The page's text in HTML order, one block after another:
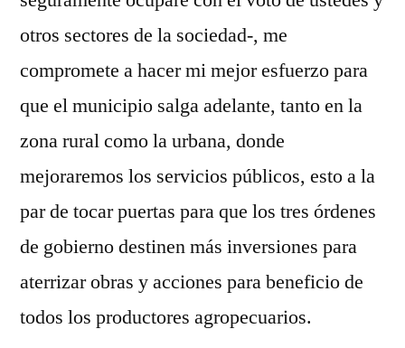
otros sectores de la sociedad-, me
compromete a hacer mi mejor esfuerzo para
que el municipio salga adelante, tanto en la
zona rural como la urbana, donde
mejoraremos los servicios públicos, esto a la
par de tocar puertas para que los tres órdenes
de gobierno destinen más inversiones para
aterrizar obras y acciones para beneficio de
todos los productores agropecuarios.